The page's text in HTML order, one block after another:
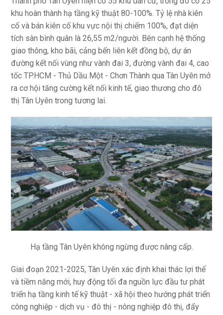
khu hoàn thành hạ tầng kỹ thuật 80-100%. Tỷ lệ nhà kiên
cố và bán kiên cố khu vực nội thị chiếm 100%, đạt diện
tích sàn bình quân là 26,55 m2/người. Bên cạnh hệ thống
giao thông, kho bãi, cảng bến liên kết đồng bộ, dự án
đường kết nối vùng như vành đai 3, đường vành đai 4, cao
tốc TP.HCM - Thủ Dầu Một - Chơn Thành qua Tân Uyên mở
ra cơ hội tăng cường kết nối kinh tế, giao thương cho đô
thị Tân Uyên trong tương lai.
Hạ tầng Tân Uyên không ngừng được nâng cấp.
Giai đoạn 2021-2025, Tân Uyên xác định khai thác lợi thế
và tiềm năng mới, huy động tối đa nguồn lực đầu tư phát
triển hạ tầng kinh tế kỹ thuật - xã hội theo hướng phát triển
công nghiệp - dịch vụ - đô thị - nông nghiệp đô thị, đẩy